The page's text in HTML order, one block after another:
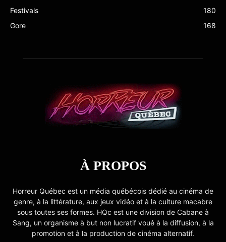
Festivals
180
Gore
168
À PROPOS
Horreur Québec est un média québécois dédié au cinéma de
genre, à la littérature, aux jeux vidéo et à la culture macabre
sous toutes ses formes. HQc est une division de Cabane à
Sang, un organisme à but non lucratif voué à la diffusion, à la
promotion et à la production de cinéma alternatif.